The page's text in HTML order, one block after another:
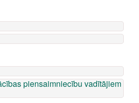
piensaimniecību vadītājiem